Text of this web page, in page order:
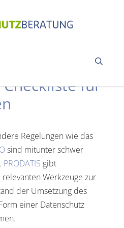
für
Regelungen wie das
sind mitunter schwer
PRODATIS gibt
Werkzeuge zur
der Umsetzung des
einer Datenschutz